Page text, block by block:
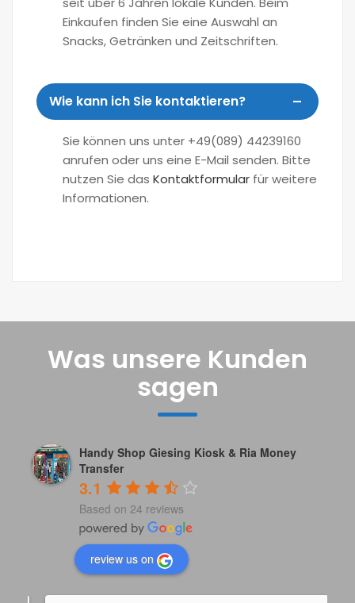
Einkaufen finden Sie eine Auswahl an
Snacks, Getränken und Zeitschriften.
Wie kann ich Sie kontaktieren?
Sie können uns unter +49(089) 44239160
anrufen oder uns eine E-Mail senden. Bitte
nutzen Sie das Kontaktformular für weitere
Informationen.
Was unsere Kunden
sagen
Handy Shop Giesing Kiosk & Ria Money
Transfer
3.1
Based on 24 reviews
review us on